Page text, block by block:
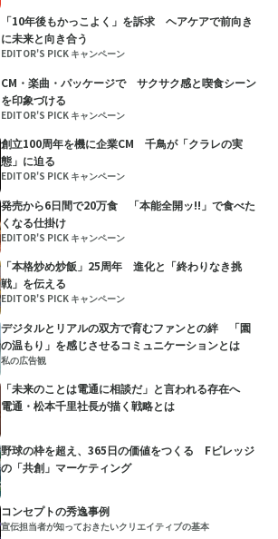
「10年後もかっこよく」を訴求 ヘアケアで前向き
に未来と向き合う
EDITOR'S PICK キャンペーン
CM・楽曲・パッケージで サクサク感と喫食シーン
を印象づける
EDITOR'S PICK キャンペーン
創立100周年を機に企業CM 千鳥が「クラレの実
態」に迫る
EDITOR'S PICK キャンペーン
発売から6日間で20万食 「本能全開ッ!!」で食べた
くなる仕掛け
EDITOR'S PICK キャンペーン
「本格炒め炒飯」25周年 進化と「終わりなき挑
戦」を伝える
EDITOR'S PICK キャンペーン
デジタルとリアルの双方で育むファンとの絆 「園
の温もり」を感じさせるコミュニケーションとは
私の広告観
「未来のことは電通に相談だ」と言われる存在へ
電通・松本千里社長が描く戦略とは
野球の枠を超え、365日の価値をつくる Fビレッジ
の「共創」マーケティング
コンセプトの秀逸事例
宣伝担当者が知っておきたいクリエイティブの基本